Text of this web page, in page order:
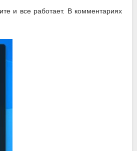
и все работает. В комментариях